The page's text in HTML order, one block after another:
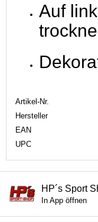
Auf
Artikel-Nr.
Hersteller
EAN
UPC
HP´s Sport
In App öffnen